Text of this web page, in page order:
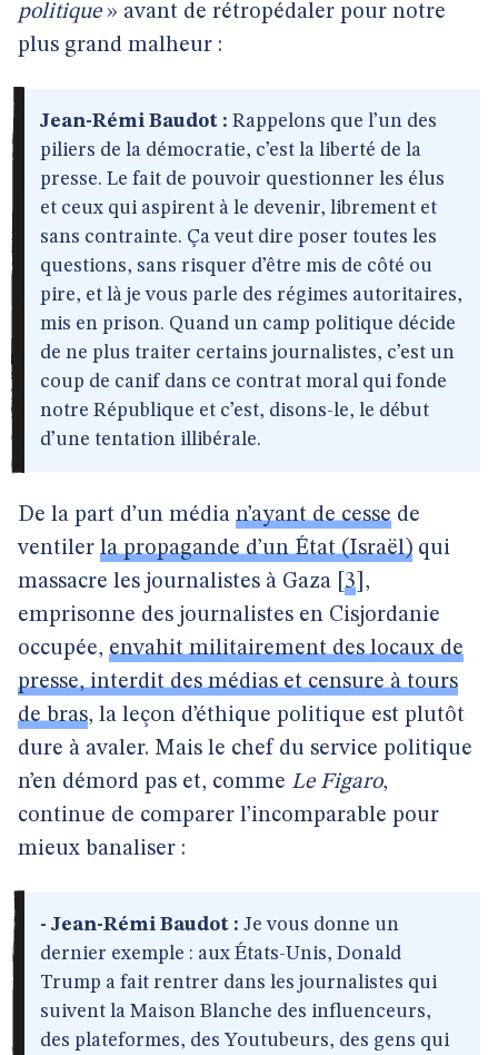
politique» avant de rétropédaler pour notre
plus grand malheur :
Jean-Rémi Baudot : Rappelons que l’un des
piliers de la démocratie, c’est la liberté de la
presse. Le fait de pouvoir questionner les élus
et ceux qui aspirent à le devenir, librement et
sans contrainte. Ça veut dire poser toutes les
questions, sans risquer d’être mis de côté ou
pire, et là je vous parle des régimes autoritaires,
mis en prison. Quand un camp politique décide
de ne plus traiter certains journalistes, c’est un
coup de canif dans ce contrat moral qui fonde
notre République et c’est, disons-le, le début
d’une tentation illibérale.
De la part d’un média n’ayant de cesse de
ventiler la propagande d’un État (Israël) qui
massacre les journalistes à Gaza 3 ,
emprisonne des journalistes en Cisjordanie
occupée, envahit militairement des locaux de
presse, interdit des médias et censure à tours
de bras, la leçon d’éthique politique est plutôt
dure à avaler. Mais le chef du service politique
n’en démord pas et, comme Le Figaro,
continue de comparer l’incomparable pour
mieux banaliser :
- Jean-Rémi Baudot : Je vous donne un
dernier exemple : aux États-Unis, Donald
Trump a fait rentrer dans les journalistes qui
suivent la Maison Blanche des influenceurs,
des plateformes, des Youtubeurs, des gens qui